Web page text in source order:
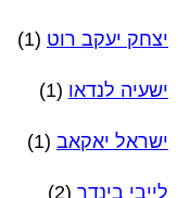
יצחק יעקב רוט (1)
ישעיה לנדאו (1)
ישראל יאקאב (1)
לייבי בינדר (2)